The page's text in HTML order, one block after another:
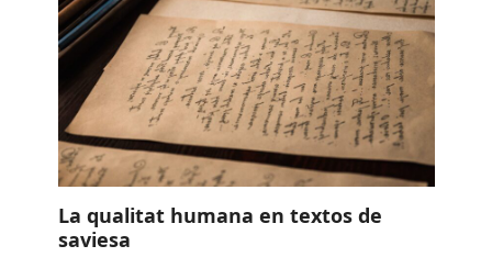
La qualitat humana en textos de
saviesa